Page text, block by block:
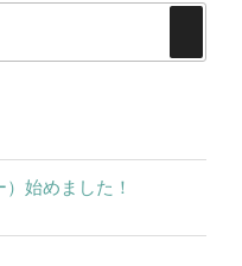
索
始めました！